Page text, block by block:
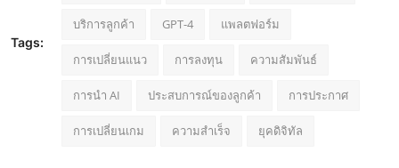
Tags:
บริการลูกค้า GPT-4 แพลตฟอร์ม
การเปลี่ยนแนว การลงทุน ความสัมพันธ์
การนำ AI ประสบการณ์ของลูกค้า การประกาศ
การเปลี่ยนเกม ความสำเร็จ ยุคดิจิทัล